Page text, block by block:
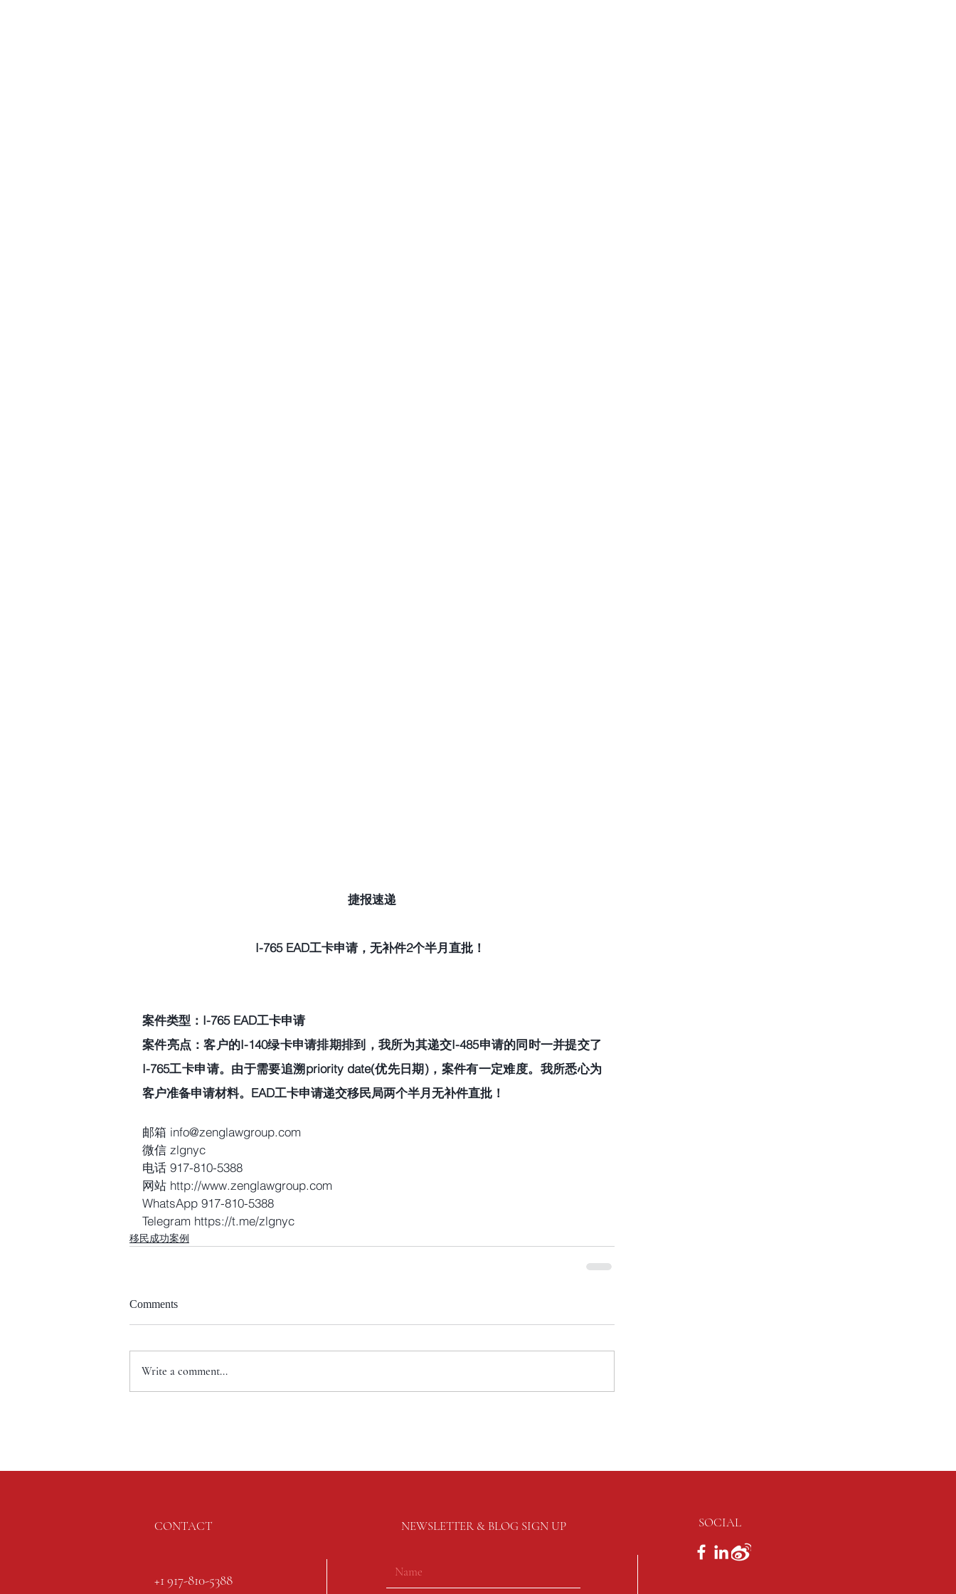
捷报速递
I-765 EAD工卡申请，无补件2个半月直批！
案件类型：I-765 EAD工卡申请
案件亮点：客户的I-140绿卡申请排期排到，我所为其递交I-485申请的同时一并提交了
I-765工卡申请。由于需要追溯priority date(优先日期)，案件有一定难度。我所悉心为
客户准备申请材料。EAD工卡申请递交移民局两个半月无补件直批！
邮箱 info@zenglawgroup.com
微信 zlgnyc
电话 917-810-5388
网站 http://www.zenglawgroup.com
WhatsApp 917-810-5388
Telegram https://t.me/zlgnyc
移民成功案例
Comments
Write a comment...
CONTACT NEWSLETTER & BLOG SIGN UP SOCIAL
+1 917-810-5388